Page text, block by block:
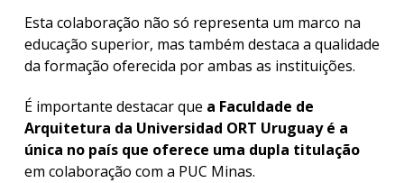
Esta colaboração não só representa um marco na
educação superior, mas também destaca a qualidade
da formação oferecida por ambas as instituições.
É importante destacar que a Faculdade de
Arquitetura da Universidad ORT Uruguay é a
única no país que oferece uma dupla titulação
em colaboração com a PUC Minas.